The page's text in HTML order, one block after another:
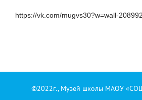
https://vk.com/mugvs30?w=wall-
©2022г., Музей школы МАОУ